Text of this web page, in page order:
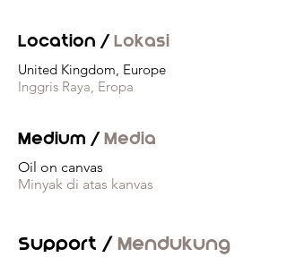
Location /Lokasi
United Kingdom, Europe
Inggris Raya, Eropa
Medium /Media
Oil on canvas
Minyak di atas kanvas
Support /Mendukung